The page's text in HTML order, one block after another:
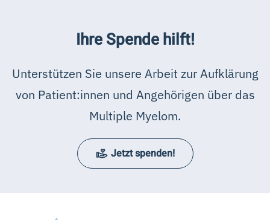
Ihre Spende hilft!
Unterstützen Sie unsere Arbeit zur Aufklärung
von Patient:innen und Angehörigen über das
Multiple Myelom.
Jetzt spenden!